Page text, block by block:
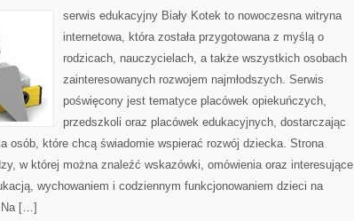
serwis edukacyjny Biały Kotek to nowoczesna witryna
internetowa, która została przygotowana z myślą o
rodzicach, nauczycielach, a także wszystkich osobach
zainteresowanych rozwojem najmłodszych. Serwis
poświęcony jest tematyce placówek opiekuńczych,
przedszkoli oraz placówek edukacyjnych, dostarczając
osób, które chcą świadomie wspierać rozwój dziecka. Strona
w której można znaleźć wskazówki, omówienia oraz interesujące
wychowaniem i codziennym funkcjonowaniem dzieci na
Na […]